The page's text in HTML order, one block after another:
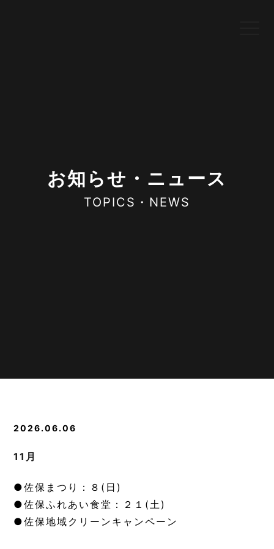
お知らせ・ニュース
TOPICS・NEWS
2026.06.06
11月
●佐保まつり：８(日)
●佐保ふれあい食堂：２１(土)
●佐保地域クリーンキャンペーン